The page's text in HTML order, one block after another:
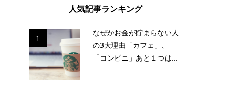
人気記事ランキング
1
なぜかお金が貯まらない人
の3大理由「カフェ」、
「コンビニ」あと１つは...